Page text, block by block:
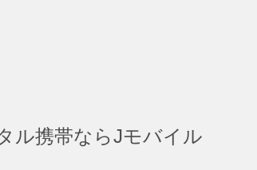
ル携帯ならJモバイル